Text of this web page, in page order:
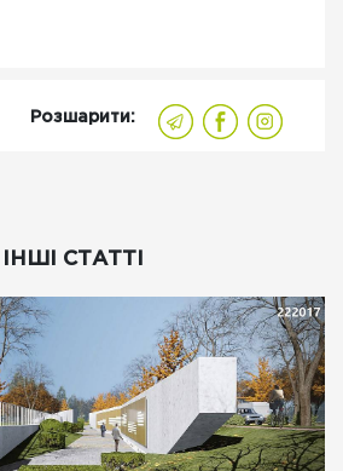
Розшарити:
ІНШІ СТАТТІ